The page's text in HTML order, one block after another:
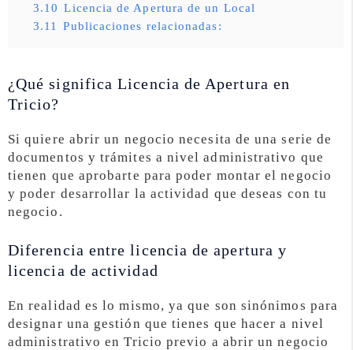
3.10 Licencia de Apertura de un Local
3.11
Publicaciones relacionadas:
¿Qué significa Licencia de Apertura en
Tricio?
Si quiere abrir un negocio necesita de una serie de
documentos y trámites a nivel administrativo que
tienen que aprobarte para poder montar el negocio
y poder desarrollar la actividad que deseas con tu
negocio.
Diferencia entre licencia de apertura y
licencia de actividad
En realidad es lo mismo, ya que son sinónimos para
designar una gestión que tienes que hacer a nivel
administrativo en Tricio previo a abrir un negocio